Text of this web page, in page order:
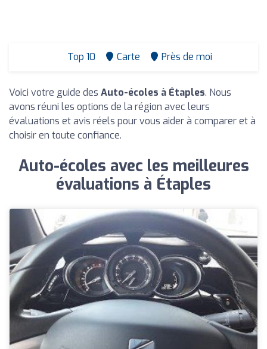
Top 10 Carte Près de moi
Voici votre guide des Auto-écoles à Étaples. Nous
avons réuni les options de la région avec leurs
évaluations et avis réels pour vous aider à comparer et à
choisir en toute confiance.
Auto-écoles avec les meilleures
évaluations à Étaples